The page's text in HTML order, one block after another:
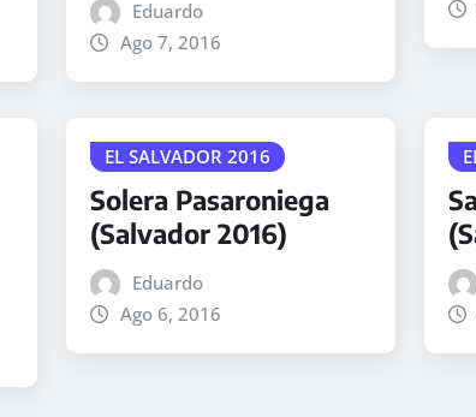
Eduardo
Ago 7, 2016
EL SALVADOR 2016
Solera Pasaroniega
(Salvador 2016)
Eduardo
Ago 6, 2016